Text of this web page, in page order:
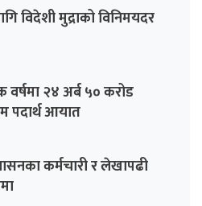
विदेशी मुद्राको विनिमयदर
वर्षमा २४ अर्ब ५० करोड
पदार्थ आयात
कर्मचारी र लेखापढी